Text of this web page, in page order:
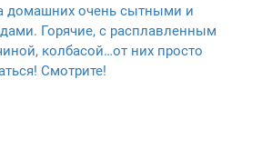
домашних очень сытными и
Горячие, с расплавленным
колбасой…от них просто
Смотрите!